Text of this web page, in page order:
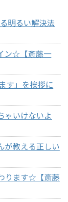
明るい解決法
ン☆【斎藤一
す」を挨拶に
ゃいけないよ
が教える正しい
ります☆【斎藤